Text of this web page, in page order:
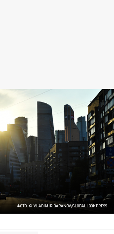
ФОТО: © VLADIMIR BARANOV/GLOBALLOOKPRESS